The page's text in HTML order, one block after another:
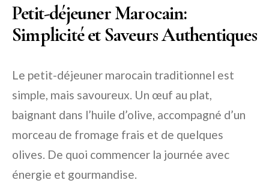
Petit-déjeuner Marocain:
Simplicité et Saveurs Authentiques
Le petit-déjeuner marocain traditionnel est
simple, mais savoureux. Un œuf au plat,
baignant dans l’huile d’olive, accompagné d’un
morceau de fromage frais et de quelques
olives. De quoi commencer la journée avec
énergie et gourmandise.